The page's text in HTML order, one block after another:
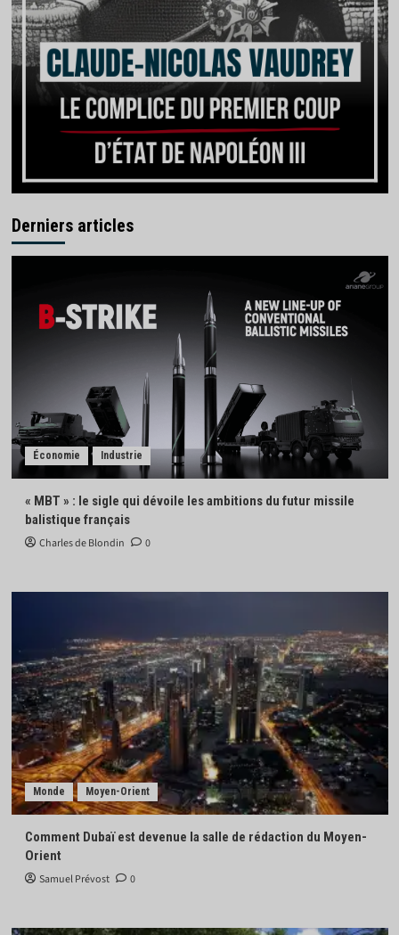
Derniers articles
Économie Industrie
« MBT » : le sigle qui dévoile les ambitions du futur missile
balistique français
Charles de Blondin 0
Monde Moyen-Orient
Comment Dubaï est devenue la salle de rédaction du Moyen-
Orient
Samuel Prévost 0